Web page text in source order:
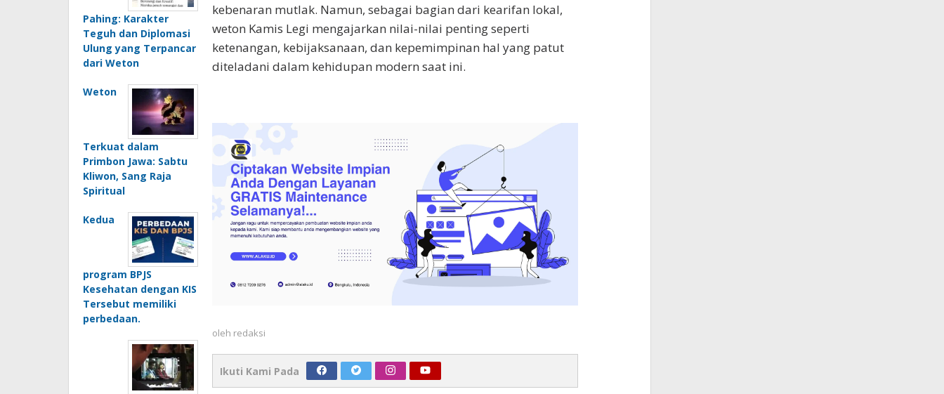
Pahing: Karakter
Teguh dan Diplomasi
Ulung yang Terpancar
dari Weton
Weton
Terkuat dalam
Primbon Jawa: Sabtu
Kliwon, Sang Raja
Spiritual
Kedua
program BPJS
Kesehatan dengan KIS
Tersebut memiliki
perbedaan.
kebenaran mutlak. Namun, sebagai bagian dari kearifan lokal,
weton Kamis Legi mengajarkan nilai-nilai penting seperti
ketenangan, kebijaksanaan, dan kepemimpinan hal yang patut
diteladani dalam kehidupan modern saat ini.
oleh redaksi
Ikuti Kami Pada